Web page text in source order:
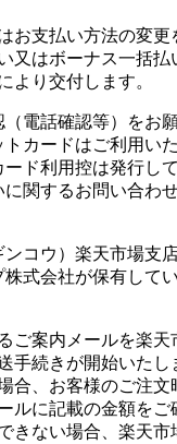
お支払い方法の変
又はボーナス一括
より交付します。
電話確認等）をお
カードはご利用いた
ド利用控は発行して
関するお問い合わ
ンコウ）楽天市場
式会社が保有してい
ご案内メールを楽天
手続きが開始いたし
合、お客様のご注
ルに記載の金額をご
きない場合、楽天